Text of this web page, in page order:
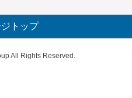
トップ
All Rights Reserved.